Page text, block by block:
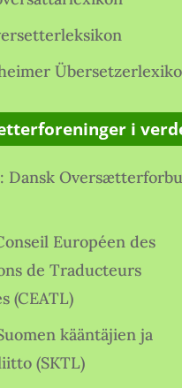
i
Dansk
Européen des
de Traducteurs
(CEATL)
kääntäjien ja
(SKTL)